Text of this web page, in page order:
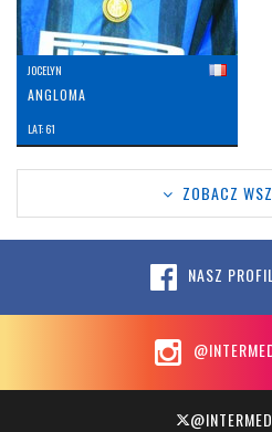
JOCELYN
ANGLOMA
LAT: 61
ZOBACZ
NASZ